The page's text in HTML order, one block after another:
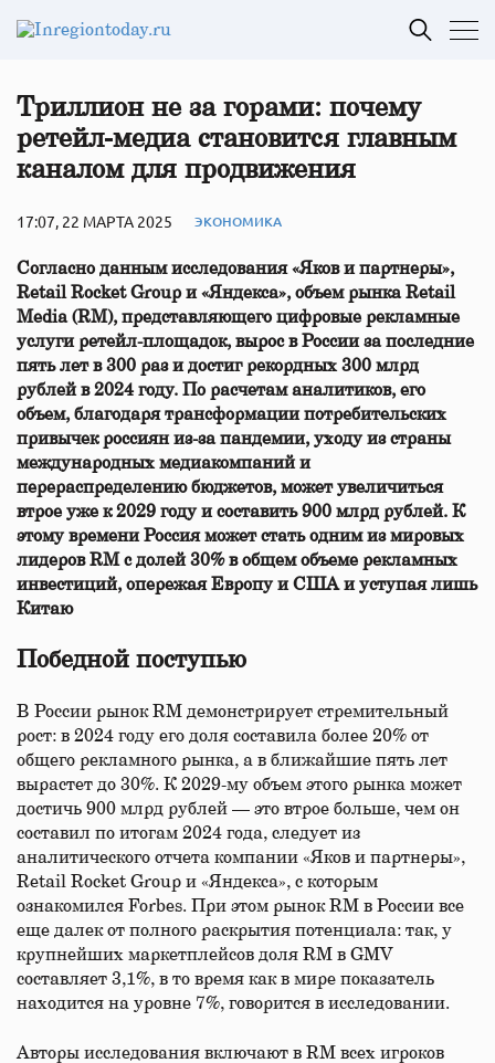
Триллион не за горами: почему
ретейл-медиа становится главным
каналом для продвижения
17:07, 22 МАРТА 2025 ЭКОНОМИКА
Согласно данным исследования «Яков и партнеры»,
Retail Rocket Group и «Яндекса», объем рынка Retail
Media (RM), представляющего цифровые рекламные
услуги ретейл-площадок, вырос в России за последние
пять лет в 300 раз и достиг рекордных 300 млрд
рублей в 2024 году. По расчетам аналитиков, его
объем, благодаря трансформации потребительских
привычек россиян из-за пандемии, уходу из страны
международных медиакомпаний и
перераспределению бюджетов, может увеличиться
втрое уже к 2029 году и составить 900 млрд рублей. К
этому времени Россия может стать одним из мировых
лидеров RM с долей 30% в общем объеме рекламных
инвестиций, опережая Европу и США и уступая лишь
Китаю
Победной поступью
В России рынок RM демонстрирует стремительный
рост: в 2024 году его доля составила более 20% от
общего рекламного рынка, а в ближайшие пять лет
вырастет до 30%. К 2029-му объем этого рынка может
достичь 900 млрд рублей — это втрое больше, чем он
составил по итогам 2024 года, следует из
аналитического отчета компании «Яков и партнеры»,
Retail Rocket Group и «Яндекса», с которым
ознакомился Forbes. При этом рынок RM в России все
еще далек от полного раскрытия потенциала: так, у
крупнейших маркетплейсов доля RM в GMV
составляет 3,1%, в то время как в мире показатель
находится на уровне 7%, говорится в исследовании.
Авторы исследования включают в RM всех игроков